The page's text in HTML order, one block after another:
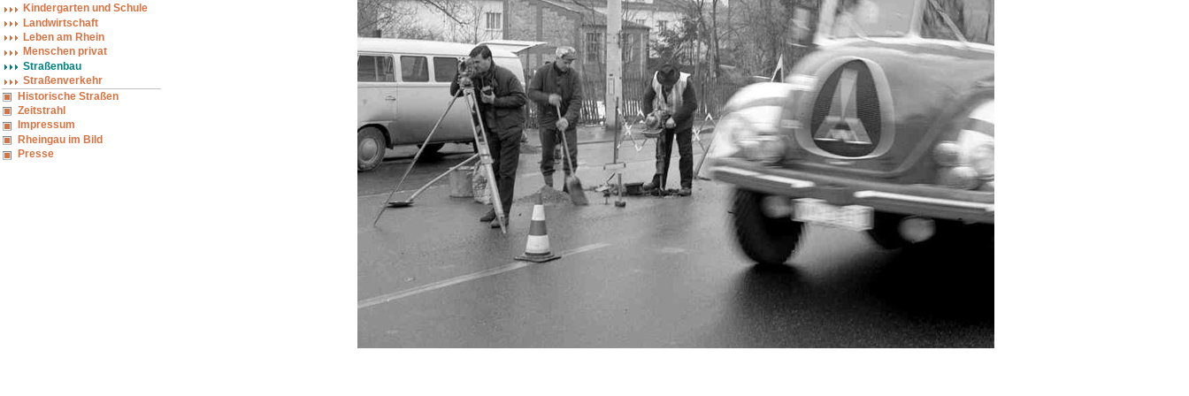
Kindergarten und Schule
Landwirtschaft
Leben am Rhein
Menschen privat
Straßenbau
Straßenverkehr
Historische Straßen
Zeitstrahl
Impressum
Rheingau im Bild
Presse